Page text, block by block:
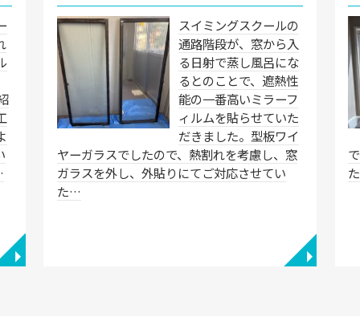
◥
スイミングスクールの
通路階段が、窓から入
る日射で蒸し風呂にな
るとのことで、遮熱性
能の一番高いミラーフ
ィルムを貼らせていた
だきました。型板ワイ
ヤーガラスでしたので、熱割れを考慮し、窓
ガラスを外し、外貼りにてご対応させてい
た…
◥